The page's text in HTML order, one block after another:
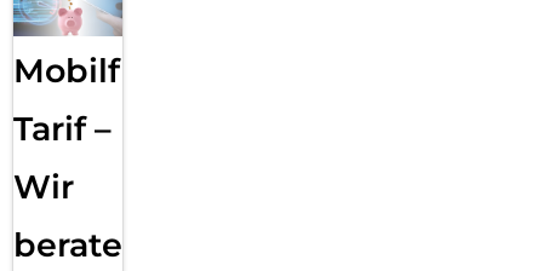
Mobilfunk
Tarif –
Wir
beraten